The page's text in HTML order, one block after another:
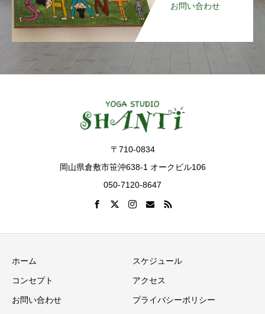
お問い合わせ
〒710-0834
岡山県倉敷市笹沖638-1 オークビル106
050-7120-8647
ホーム スケジュール
コンセプト アクセス
お問い合わせ プライバシーポリシー